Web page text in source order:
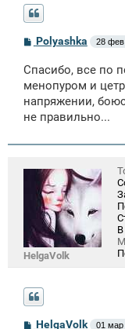
С
о
б
щ
н
и
Polyashka 28 фев
Спасибо, все по
менопуром и
напряжении,
не правильно...
HelgaVolk
СHelgaVolk 01 мар